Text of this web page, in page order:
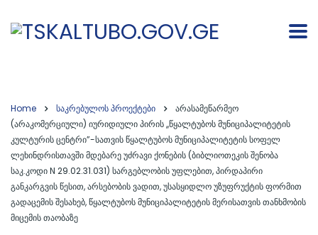
Home საკრებულოს პროექტები
არასამეწარმეო
(არაკომერციული) იურიდიული პირის ,,წყალტუბოს მუნიციპალიტეტის
კულტურის ცენტრი”-სათვის წყალტუბოს მუნიციპალიტეტის სოფელ
ლეხინდრისთავში მდებარე უძრავი ქონების (ბიბლიოთეკის შენობა
საკ.კოდი N 29.02.31.031) სარგებლობის უფლებით, პირდაპირი
განკარგვის წესით, არსებობის ვადით, უსასყიდლო უზუფრუქტის ფორმით
გადაცემის შესახებ, წყალტუბოს მუნიციპალიტეტის მერისათვის თანხმობის
მიცემის თაობაზე